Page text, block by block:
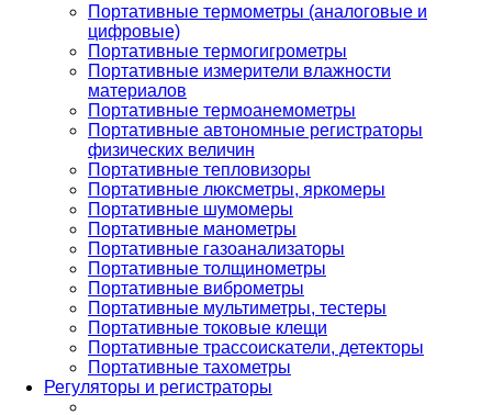
Портативные термометры (аналоговые и
цифровые)
Портативные термогигрометры
Портативные измерители влажности
материалов
Портативные термоанемометры
Портативные автономные регистраторы
физических величин
Портативные тепловизоры
Портативные люксметры, яркомеры
Портативные шумомеры
Портативные манометры
Портативные газоанализаторы
Портативные толщинометры
Портативные виброметры
Портативные мультиметры, тестеры
Портативные токовые клещи
Портативные трассоискатели, детекторы
Портативные тахометры
Регуляторы и регистраторы